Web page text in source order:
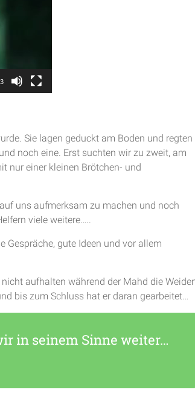
Sie lagen geduckt am Boden und regten
noch eine. Erst suchten wir zu zweit, am
nur einer kleinen Brötchen- und
uns aufmerksam zu machen und noch
viele weitere…..
Gespräche, gute Ideen und vor allem
aufhalten während der Mahd die
bis zum Schluss hat er daran gearbeitet…
in seinem Sinne weiter…